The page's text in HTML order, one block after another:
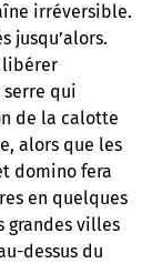
irréversible.
jusqu’alors.
libérer
serre qui
de la calotte
alors que les
domino fera
en quelques
grandes villes
dessus du